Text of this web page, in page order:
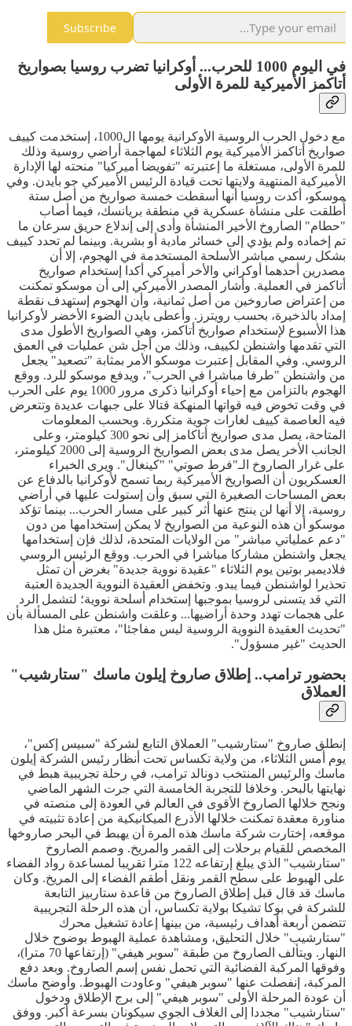
Subscribe
في اليوم 1000 للحرب... أوكرانيا تضرب روسيا بصواريخ
أتاكمز الأميركية للمرة الأولى
مع دخول الحرب الروسية الأوكرانية يومها ال1000، إستخدمت كييف
صواريخ أتاكمز الأميركية يوم الثلاثاء لمهاجمة أراضي روسية وذلك
للمرة الأولى، مستغلة ما إعتبرته "تفويضا أميركيا" منحته لها الإدارة
الأميركية المنتهية ولايتها تحت قيادة الرئيس الأميركي جو بايدن. وفي
موسكو، أكدت روسيا أنها أسقطت خمسة صواريخ من أصل ستة
أُطلقت على منشأة عسكرية في منطقة بريانسك، فيما أصاب
"حطام" الصاروخ الأخير المنشأة وأدى إلى إندلاع حريق سرعان ما
تم إخماده ولم يؤدي إلى خسائر مادية أو بشرية. وبينما لم تحدد كييف
بشكل رسمي مباشر الأسلحة المستخدمة في الهجوم، إلا أن
مصدرين أحدهما أوكراني والأخر أميركي أكدا إستخدام صواريخ
أتاكمز في العملية. وأشار المصدر الأميركي إلى أن موسكو تمكنت
من إعتراض صاروخين من أصل ثمانية، وأن الهجوم إستهدف نقطة
إمداد بالذخيرة، بحسب رويترز. وأعطى بايدن الضوء الأخضر لأوكرانيا
هذا الأسبوع لإستخدام صواريخ أتاكمز، وهي الصواريخ الأطول مدى
التي تقدمها واشنطن لكييف، وذلك من أجل شن عمليات في العمق
الروسي. وفي المقابل إعتبرت موسكو الأمر بمثابة "تصعيد" يجعل
من واشنطن "طرفا مباشرا في الحرب"، ويدفع موسكو للرد. ووقع
الهجوم بالتزامن مع إحياء أوكرانيا ذكرى مرور 1000 يوم على الحرب
في وقت تخوض فيه قواتها المنهكة قتالا على جبهات عديدة وتتعرض
فيه العاصمة كييف لغارات جوية متكررة. وبحسب المعلومات
المتاحة، يصل مدى صواريخ أتاكامز إلى نحو 300 كيلومتر، وعلى
الجانب الأخر يصل مدى بعض الصواريخ الروسية إلى 2000 كيلومتر،
على غرار الصاروخ الـ"فرط صوتي" "كينغال". ويرى الخبراء
العسكريون أن الصواريخ الأميركية ربما تسمح لأوكرانيا بالدفاع عن
بعض المساحات الصغيرة التي سبق وأن إستولت عليها في أراضي
روسية، إلا أنها لن ينتج عنها أثر كبير على مسار الحرب... بينما تؤكد
موسكو أن هذه النوعية من الصواريخ لا يمكن إستخدامها من دون
"دعم عملياتي مباشر" من الولايات المتحدة، لذلك فإن إستخدامها
يجعل واشنطن مشاركا مباشرا في الحرب. ووقع الرئيس الروسي
فلاديمير بوتين يوم الثلاثاء "عقيدة نووية جديدة" بغرض أن تمثل
تحذيرا لواشنطن فيما يبدو. وتخفض العقيدة النووية الجديدة العتبة
التي قد يتسنى لروسيا بموجبها إستخدام أسلحة نووية؛ لتشمل الرد
على هجمات تهدد وحدة أراضيها... وعلقت واشنطن على المسألة بأن
"تحديث العقيدة النووية الروسية ليس مفاجئا"، معتبرة مثل هذا
الحديث "غير مسؤول".
بحضور ترامب.. إطلاق صاروخ إيلون ماسك "ستارشيب"
العملاق
إنطلق صاروخ "ستارشيب" العملاق التابع لشركة "سبيس إكس"،
يوم أمس الثلاثاء، من ولاية تكساس تحت أنظار رئيس الشركة إيلون
ماسك والرئيس المنتخب دونالد ترامب، في رحلة تجريبية هبط في
نهايتها بالبحر. وخلافا للتجربة الخامسة التي جرت الشهر الماضي
ونجح خلالها الصاروخ الأقوى في العالم في العودة إلى منصته في
مناورة معقدة تمكنت خلالها الأذرع الميكانيكية من إعادة تثبيته في
موقعه، إختارت شركة ماسك هذه المرة أن يهبط في البحر صاروخها
المخصص للقيام برحلات إلى القمر والمريخ. وصمم الصاروخ
"ستارشيب" الذي يبلغ إرتفاعه 122 مترا تقريبا لمساعدة رواد الفضاء
على الهبوط على سطح القمر ونقل أطقم الفضاء إلى المريخ. وكان
ماسك قد قال قبل إطلاق الصاروخ من قاعدة ستاربيز التابعة
للشركة في بوكا تشيكا بولاية تكساس، أن هذه الرحلة التجريبية
تتضمن أربعة أهداف رئيسية، من بينها إعادة تشغيل محرك
"ستارشيب" خلال التحليق، ومشاهدة عملية الهبوط بوضوح خلال
النهار. ويتألف الصاروخ من طبقة "سوبر هيفي" (إرتفاعها 70 مترا)،
وفوقها المركبة الفضائية التي تحمل نفس إسم الصاروخ. وبعد دفع
المركبة، إنفصلت عنها "سوبر هيفي" وعاودت الهبوط. وأوضح ماسك
أن عودة المرحلة الأولى "سوبر هيفي" إلى برج الإطلاق ودخول
"ستارشيب" مجددا إلى الغلاف الجوي سيكونان بسرعة أكبر. ووفق